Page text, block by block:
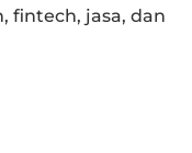
fintech, jasa, dan